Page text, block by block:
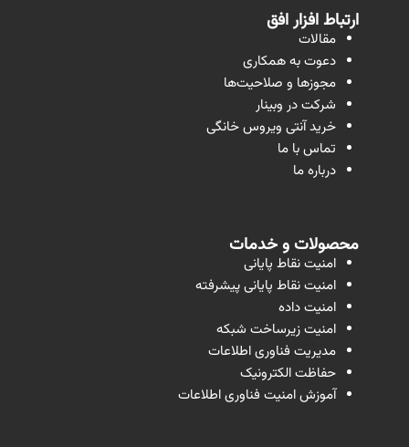
ارتباط افزار افق
مقالات
دعوت به همکاری
مجوزها و صلاحیت‌ها
شرکت در وبینار
خرید آنتی ویروس خانگی
تماس با ما
درباره ما
محصولات و خدمات
امنیت نقاط پایانی
امنیت نقاط پایانی پیشرفته
امنیت داده
امنیت زیرساخت شبکه
مدیریت فناوری اطلاعات
حفاظت الکترونیک
آموزش امنیت فناوری اطلاعات